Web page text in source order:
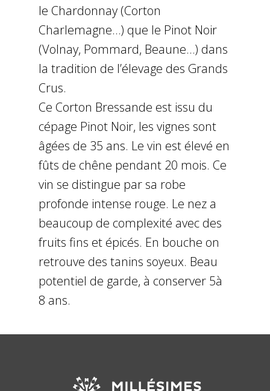
le Chardonnay (Corton
Charlemagne…) que le Pinot Noir
(Volnay, Pommard, Beaune…) dans
la tradition de l’élevage des Grands
Crus.
Ce Corton Bressande est issu du
cépage Pinot Noir, les vignes sont
âgées de 35 ans. Le vin est élevé en
fûts de chêne pendant 20 mois. Ce
vin se distingue par sa robe
profonde intense rouge. Le nez a
beaucoup de complexité avec des
fruits fins et épicés. En bouche on
retrouve des tanins soyeux. Beau
potentiel de garde, à conserver 5à
8 ans.